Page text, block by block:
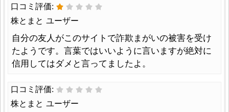
口コミ評価:
株とまと ユーザー
自分の友人がこのサイトで詐欺まがいの被害を受け
たようです。言葉ではいいように言いますが絶対に
信用してはダメと言ってましたよ。
口コミ評価:
株とまと ユーザー